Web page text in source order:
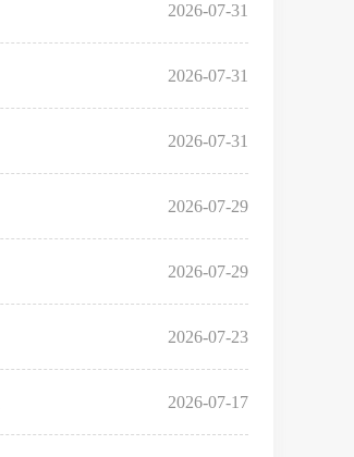
2026-07-31
2026-07-31
2026-07-31
2026-07-29
2026-07-29
2026-07-23
2026-07-17